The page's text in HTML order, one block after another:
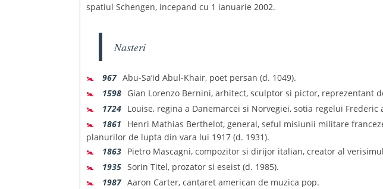
spatiul Schengen, incepand cu 1 ianuarie 2002.
Nasteri
🚼 967 Abu-Sa’id Abul-Khair, poet persan (d. 1049).
🚼 1598 Gian Lorenzo Bernini, arhitect, sculptor si pictor, reprezentant
🚼 1724 Louise, regina a Danemarcei si Norvegiei, sotia regelui Frederic
🚼 1861
Henri Mathias Berthelot, general, seful misiunii militare
planurilor de lupta din vara lui 1917 (d. 1931).
🚼 1863 Pietro Mascagni, compozitor si dirijor italian, creator al
🚼 1935 Sorin Titel, prozator si eseist (d. 1985).
🚼 1987 Aaron Carter, cantaret american de muzica pop.